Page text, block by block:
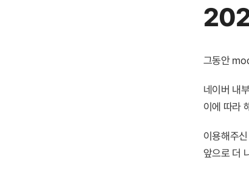
그동안
네이버 내
이에 따라
이용해주
앞으로 더